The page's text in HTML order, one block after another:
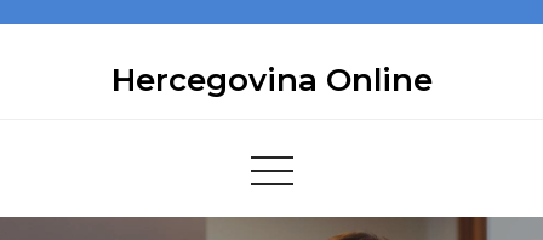
Hercegovina Online